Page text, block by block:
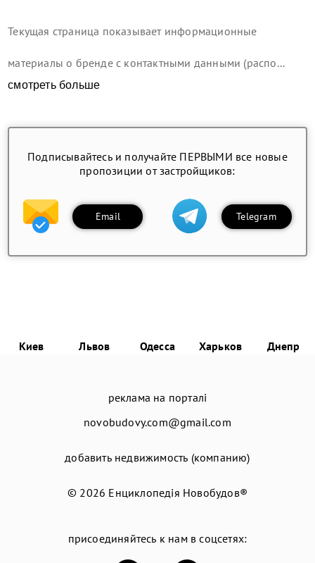
Текущая страница показывает информационные
материалы о бренде с контактными данными (распо...
смотреть больше
Подписывайтесь и получайте ПЕРВЫМИ все новые
пропозиции от застройщиков:
Email Telegram
Киев Львов Одесса Харьков Днепр
реклама на порталі
novobudovy.com@gmail.com
добавить недвижимость (компанию)
© 2026 Енциклопедія Новобудов®
присоединяйтесь к нам в соцсетях: